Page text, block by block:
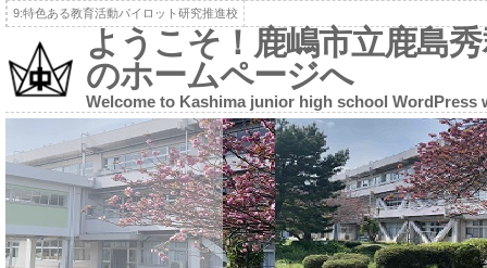
9:特色ある教育活動パイロット研究推進校
ようこそ！鹿嶋市立鹿島
のホームページへ
Welcome to Kashima junior high school WordPress